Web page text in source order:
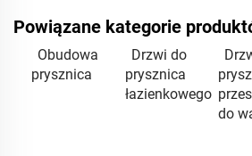
Powiązane kategorie
Obudowa
prysznica
Drzwi do
prysznica
łazienkowego
do